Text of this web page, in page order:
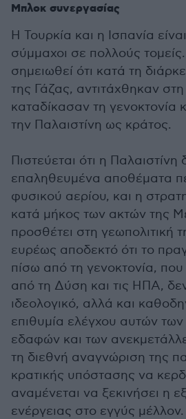
Μπλοκ συνεργασίας
Η Τουρκία και η Ισπανία
σύμμαχοι σε πολλούς τομείς.
σημειωθεί ότι κατά τη
της Γάζας, αντιτάχθηκαν
καταδίκασαν τη γενοκτονία
την Παλαιστίνη ως κράτος.
Πιστεύεται ότι η Παλαιστίνη
επαληθευμένα αποθέματα
φυσικού αερίου, και η
κατά μήκος των ακτών της
προσθέτει στη γεωπολιτική
ευρέως αποδεκτό ότι το
πίσω από τη γενοκτονία, που
από τη Δύση και τις ΗΠΑ,
ιδεολογικό, αλλά και
επιθυμία ελέγχου αυτών
εδαφών και των
τη διεθνή αναγνώριση της
κρατικής υπόστασης να
αναμένεται να ξεκινήσει η
ενέργειας στο εγγύς